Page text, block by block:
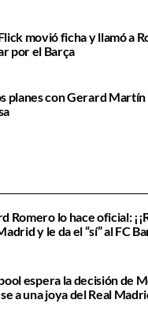
movió ficha y llamó a
por el Barça
planes con Gerard
Romero lo hace oficial:
y le da el “sí” al FC
espera la decisión de
a una joya del Real